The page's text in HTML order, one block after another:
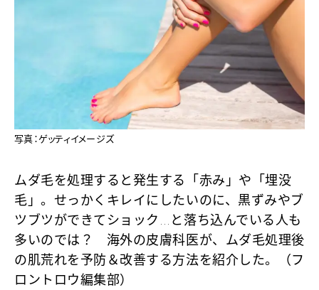
写真：ゲッティイメージズ
ムダ毛を処理すると発生する「赤み」や「埋没
毛」。せっかくキレイにしたいのに、黒ずみやブ
ツブツができてショック…と落ち込んでいる人も
多いのでは？ 海外の皮膚科医が、ムダ毛処理後
の肌荒れを予防＆改善する方法を紹介した。（フ
ロントロウ編集部）